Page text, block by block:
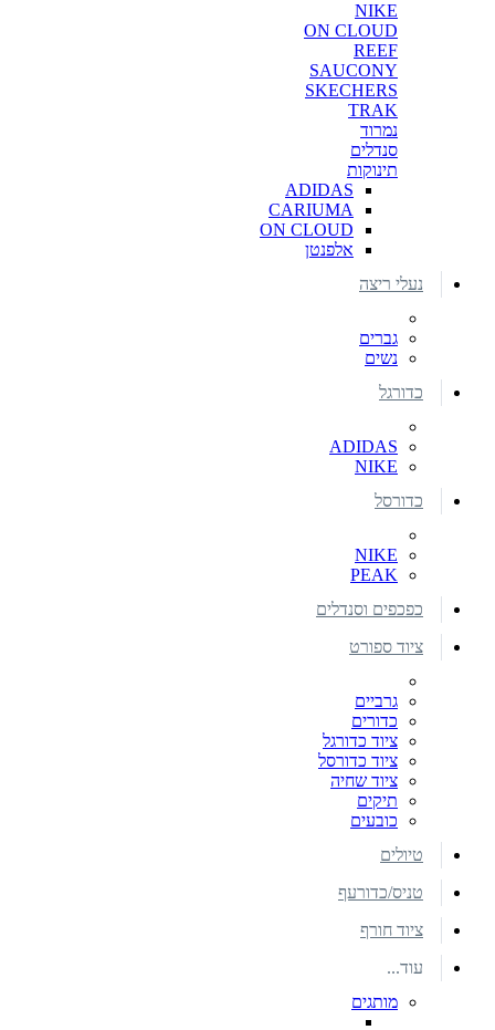
NIKE
ON CLOUD
REEF
SAUCONY
SKECHERS
TRAK
נמרוד
סנדלים
תינוקות
ADIDAS
CARIUMA
ON CLOUD
אלפנטן
נעלי ריצה
גברים
נשים
כדורגל
ADIDAS
NIKE
כדורסל
NIKE
PEAK
כפכפים וסנדלים
ציוד ספורט
גרביים
כדורים
ציוד כדורגל
ציוד כדורסל
ציוד שחיה
תיקים
כובעים
טיולים
טניס/כדורעף
ציוד חורף
עוד...
מותגים